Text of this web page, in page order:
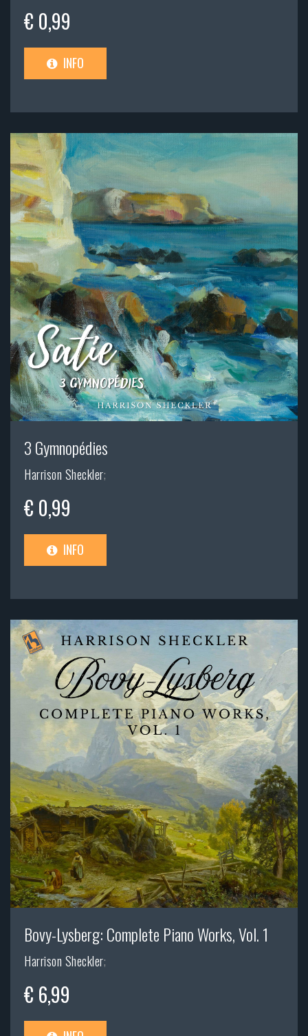
€ 0,99
INFO
3 Gymnopédies
Harrison Sheckler;
€ 0,99
INFO
Bovy-Lysberg: Complete Piano Works, Vol. 1
Harrison Sheckler;
€ 6,99